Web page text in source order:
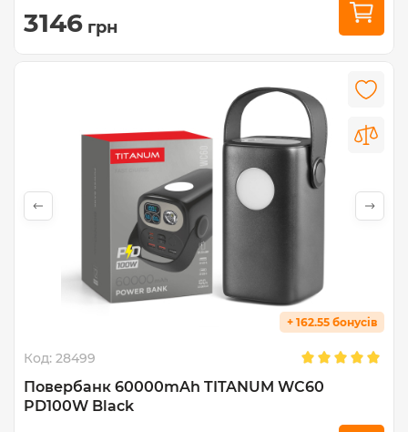
3146 грн
+ 162.55 бонусів
Код: 28499
Повербанк 60000mAh TITANUM WC60
PD100W Black